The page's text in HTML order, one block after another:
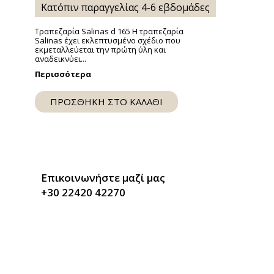
Κατόπιν παραγγελίας 4-6 εβδομάδες
Τραπεζαρία Salinas d 165 Η τραπεζαρία
Salinas έχει εκλεπτυσμένο σχέδιο που
εκμεταλλεύεται την πρώτη ύλη και
αναδεικνύει...
Περισσότερα
ΠΡΟΣΘΗΚΗ ΣΤΟ ΚΑΛΑΘΙ
Επικοινωνήστε μαζί μας
+30 22420 42270